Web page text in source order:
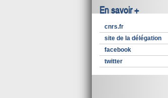
En savoir +
cnrs.fr
site de la délégation
facebook
twitter